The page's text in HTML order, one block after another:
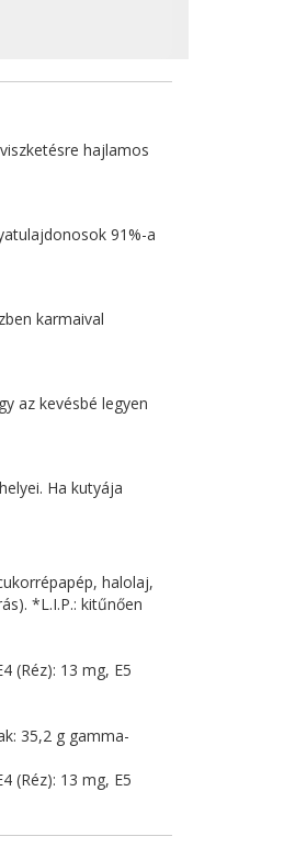
hajlamos
91%-a
karmaival
az kevésbé legyen
Ha kutyája
halolaj,
*L.I.P.: kitűnően
(Réz): 13 mg, E5
35,2 g gamma-
(Réz): 13 mg, E5